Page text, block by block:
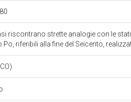
riscontrano strette analogie con le
Po, riferibili alla fine del Seicento,